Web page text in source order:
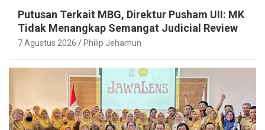
Putusan Terkait MBG, Direktur Pusham UII: MK
Tidak Menangkap Semangat Judicial Review
7 Agustus 2026 Philip Jehamun